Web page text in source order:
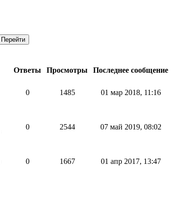
Ответы Просмотры
Последнее сообщение
0 1485 01 мар 2018, 11:16
0 2544 07 май 2019, 08:02
0 1667 01 апр 2017, 13:47